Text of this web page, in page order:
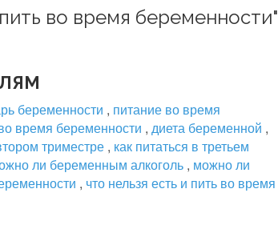
во время беременности"
беременности , питание во время
время беременности , диета беременной ,
триместре , как питаться в третьем
ли беременным алкоголь , можно ли
, что нельзя есть и пить во время